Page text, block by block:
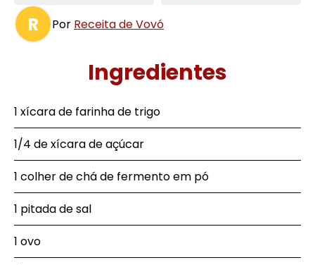
R Por Receita de Vovó
Ingredientes
1 xícara de farinha de trigo
1/4 de xícara de açúcar
1 colher de chá de fermento em pó
1 pitada de sal
1 ovo